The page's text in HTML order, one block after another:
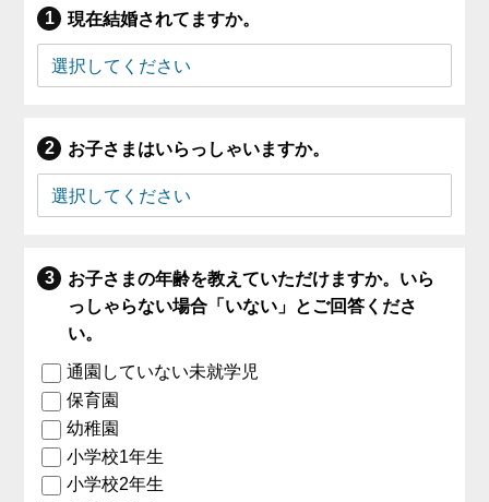
現在結婚されてますか。
お子さまはいらっしゃいますか。
お子さまの年齢を教えていただけますか。いら
っしゃらない場合「いない」とご回答くださ
い。
通園していない未就学児
保育園
幼稚園
小学校1年生
小学校2年生